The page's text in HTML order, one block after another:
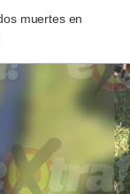
muertes en